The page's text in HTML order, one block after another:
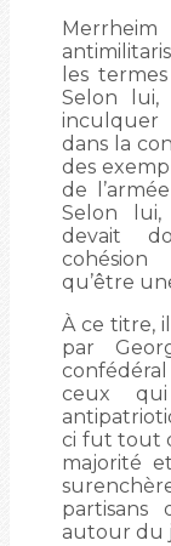
les
Selon lui,
inculquer
dans la
des
de
Selon lui,
devait
cohésion
qu’être
À ce titre,
par
ceux qui
ci fut tout
majorité
partisans
autour du